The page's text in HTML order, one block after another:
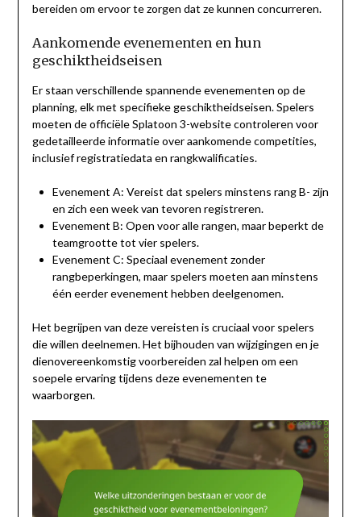
bereiden om ervoor te zorgen dat ze kunnen concurreren.
Aankomende evenementen en hun
geschiktheidseisen
Er staan verschillende spannende evenementen op de
planning, elk met specifieke geschiktheidseisen. Spelers
moeten de officiële Splatoon 3-website controleren voor
gedetailleerde informatie over aankomende competities,
inclusief registratiedata en rangkwalificaties.
Evenement A: Vereist dat spelers minstens rang B- zijn
en zich een week van tevoren registreren.
Evenement B: Open voor alle rangen, maar beperkt de
teamgrootte tot vier spelers.
Evenement C: Speciaal evenement zonder
rangbeperkingen, maar spelers moeten aan minstens
één eerder evenement hebben deelgenomen.
Het begrijpen van deze vereisten is cruciaal voor spelers
die willen deelnemen. Het bijhouden van wijzigingen en je
dienovereenkomstig voorbereiden zal helpen om een
soepele ervaring tijdens deze evenementen te
waarborgen.